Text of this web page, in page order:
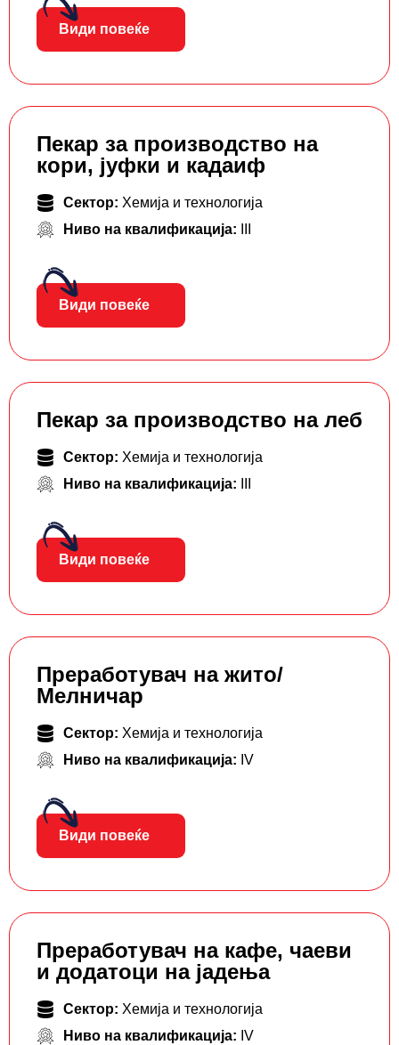
Види повеќе
Пекар за производство на
кори, јуфки и кадаиф
Сектор: Хемија и технологија
Ниво на квалификација:
Види повеќе
Пекар за производство на леб
Сектор: Хемија и технологија
Ниво на квалификација:
Види повеќе
Преработувач на жито/
Мелничар
Сектор: Хемија и технологија
Ниво на квалификација: IV
Види повеќе
Преработувач на кафе, чаеви
и додатоци на јадења
Сектор: Хемија и технологија
Ниво на квалификација: IV